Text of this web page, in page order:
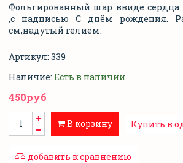
Фольгированный шар ввиде сердца
,с надписью С днём рождения.
см,надутый гелием.
Артикул: 339
Наличие: Есть в наличии
450руб
В корзину Купить в
добавить к сравнению